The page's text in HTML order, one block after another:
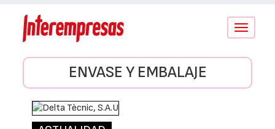
Conmutar
ENVASE Y EMBALAJE